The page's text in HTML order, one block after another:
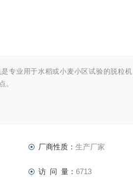
专业用于水稻或小麦小区试验的脱粒
。
厂商性质： 生产厂家
访 问 量： 6713